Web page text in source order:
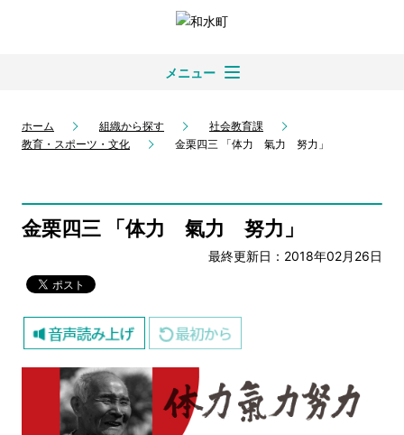
メニュー
ホーム 組織から探す
社会教育課
教育・スポーツ・文化
金栗四三 「体力 氣力 努力」
金栗四三 「体力 氣力 努力」
最終更新日：2018年02月26日